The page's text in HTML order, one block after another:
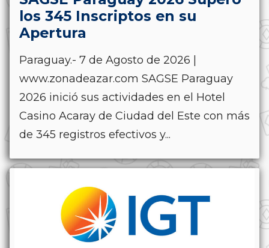
los 345 Inscriptos en su
Apertura
Paraguay.- 7 de Agosto de 2026 |
www.zonadeazar.com SAGSE Paraguay
2026 inició sus actividades en el Hotel
Casino Acaray de Ciudad del Este con más
de 345 registros efectivos y...